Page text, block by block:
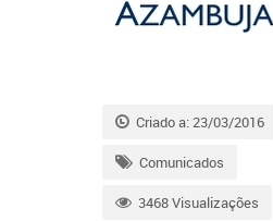
Criado a: 23/03/2016
Comunicados
3468 Visualizações